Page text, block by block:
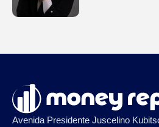
Avenida Presidente Juscelino